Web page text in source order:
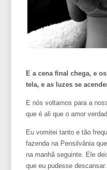
E a cena final chega, e
tela, e as luzes se
E nós voltamos para a
que é ali que o amor
Eu vomitei tanto e tão
fazenda na Pensilvânia
na manhã seguinte. Ele
que eu pudesse